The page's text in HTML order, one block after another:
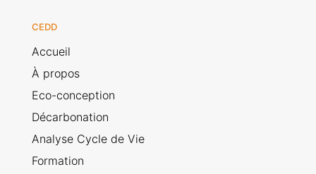
CEDD
Accueil
À propos
Eco-conception
Décarbonation
Analyse Cycle de Vie
Formation